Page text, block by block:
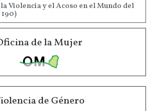
Violencia y el Acoso en el Mundo del
de la Mujer
de Género